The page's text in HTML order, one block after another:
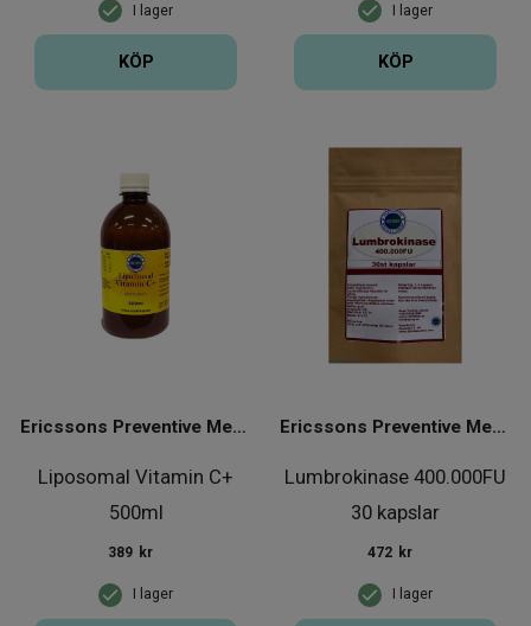
I lager
KÖP
I lager
KÖP
Liposomal Vitamin C+
500ml
Ericssons Preventive Medical Group
I lager
389 kr
Lumbrokinase 400.000FU
30 kapslar
Ericssons Preventive Medical Group
I lager
472 kr